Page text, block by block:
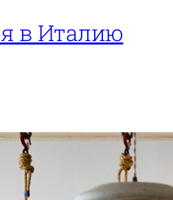
в Италию